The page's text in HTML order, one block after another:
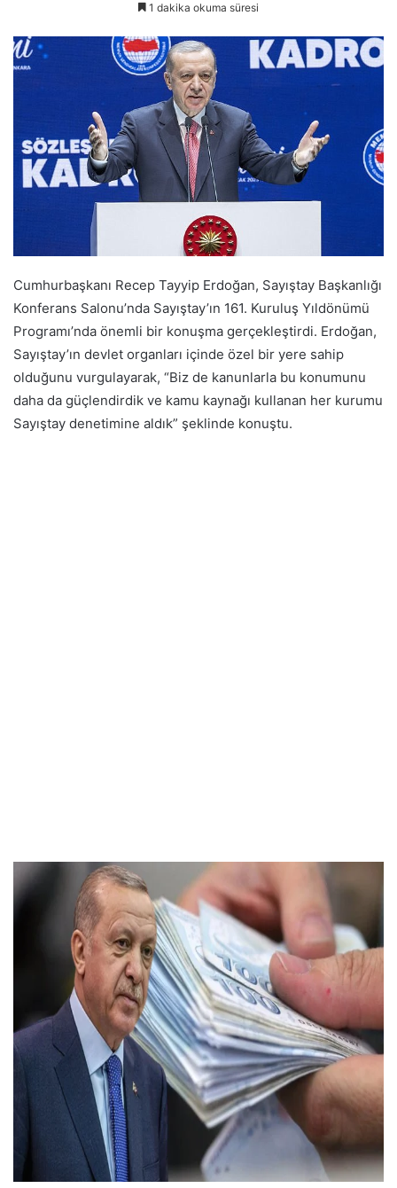
1 dakika okuma süresi
Cumhurbaşkanı Recep Tayyip Erdoğan, Sayıştay Başkanlığı
Konferans Salonu’nda Sayıştay’ın 161. Kuruluş Yıldönümü
Programı’nda önemli bir konuşma gerçekleştirdi. Erdoğan,
Sayıştay’ın devlet organları içinde özel bir yere sahip
olduğunu vurgulayarak, “Biz de kanunlarla bu konumunu
daha da güçlendirdik ve kamu kaynağı kullanan her kurumu
Sayıştay denetimine aldık” şeklinde konuştu.